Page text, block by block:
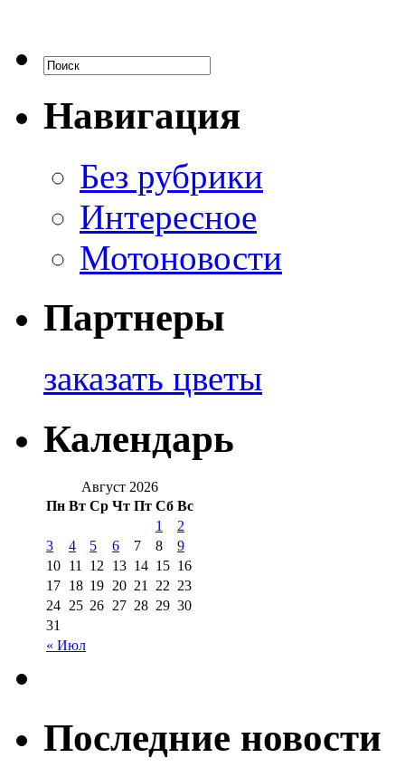
Навигация
Без рубрики
Интересное
Мотоновости
Партнеры
заказать цветы
Календарь
Август 2026
Пн Вт Ср Чт Пт Сб Вс
« Июл
1
2
3
4 5 6 7 8
9
10 11 12 13 14 15 16
17 18 19 20 21 22 23
24 25 26 27 28 29 30
31
Последние новости